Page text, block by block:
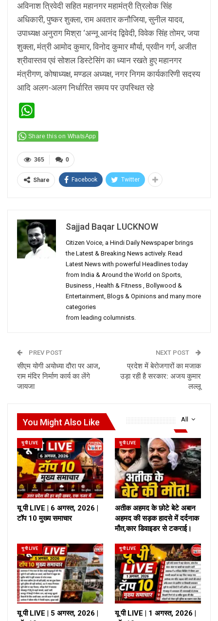
अविनाश त्रिवेदी सहित महानगर महामंत्री त्रिलोक सिंह
अधिकारी, पुष्कर शुक्ला, राम अवतार कनौजिया, सुनील यादव,
उपाध्यक्ष अनुराग मिश्रा ‘अन्नू आनंद द्विवेदी, विवेक सिंह तोमर, जया
शुक्ला, मंत्री आमोद कुमार, विनोद कुमार मौर्या, प्रवीन गर्ग, अजीत
श्रीवास्तव एवं सोशल डिस्टेसिंग का ध्यान रखते हुए महानगर
मंत्रीगण, कोषाध्यक्ष, मण्डल अध्यक्ष, नगर निगम कार्यकारिणी सदस्य
आदि अलग-अलग निर्धारित समय पर उपस्थित रहे
Share this on WhatsApp
0
365
Share Facebook Twitter
Sajjad Baqar LUCKNOW
Citizen Voice, a Hindi Daily Newspaper brings
the Latest & Breaking News actively. Read
Latest News with powerful Headlines today
from India & Around the World on Sports,
Business , Health & Fitness , Bollywood &
Entertainment, Blogs & Opinions and many more
categories
from leading columnists.
PREV POST
सीएम योगी अयोध्या दौरा पर आज,
राम मंदिर निर्माण कार्य का लेंगे
जायजा
NEXT POST
प्रदेश में बेरोजगारों का मजाक
उड़ा रही है सरकार: अजय कुमार
लल्लू
All
You Might Also Like
यू पी LIVE
यू पी LIVE | 6 अगस्त, 2026 |
टॉप 10 मुख्य समाचार
यू पी LIVE
अतीक अहमद के छोटे बेटे अबान
अहमद की सड़क हादसे में दर्दनाक
मौत,कार डिवाइडर से टकराई।
यू पी LIVE
यू पी LIVE | 5 अगस्त, 2026 |
यू पी LIVE
यू पी LIVE | 1 अगस्त, 2026 |